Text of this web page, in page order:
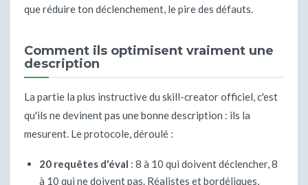
que réduire ton déclenchement, le pire des défauts.
Comment ils optimisent vraiment une
description
La partie la plus instructive du skill-creator officiel, c'est
qu'ils ne devinent pas une bonne description : ils la
mesurent. Le protocole, déroulé :
20 requêtes d'éval : 8 à 10 qui doivent déclencher, 8
à 10 qui ne doivent pas. Réalistes et bordéliques,